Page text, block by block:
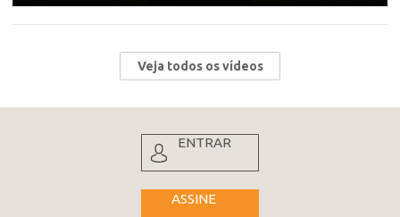
Veja todos os vídeos
ENTRAR
ASSINE